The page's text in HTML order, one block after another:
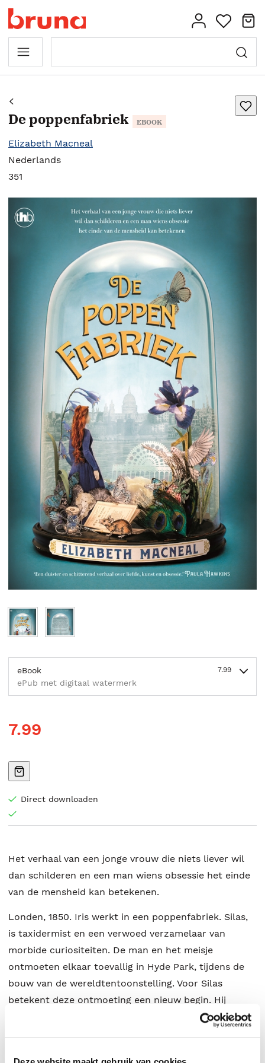
De poppenfabriek EBOOK
Elizabeth Macneal
Nederlands
351
eBook 7.99
ePub met digitaal watermerk
7.99
Direct downloaden
Het verhaal van een jonge vrouw die niets liever wil
dan schilderen en een man wiens obsessie het einde
van de mensheid kan betekenen.
Londen, 1850. Iris werkt in een poppenfabriek. Silas,
is taxidermist en een verwoed verzamelaar van
morbide curiositeiten. De man en het meisje
ontmoeten elkaar toevallig in Hyde Park, tijdens de
bouw van de wereldtentoonstelling. Voor Silas
betekent deze ontmoeting een nieuw begin. Hij
besluit dat zijn leven zonder de mooie Iris geen